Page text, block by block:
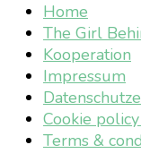
Home
The Girl
Kooperation
Impressum
Cookie
Terms &